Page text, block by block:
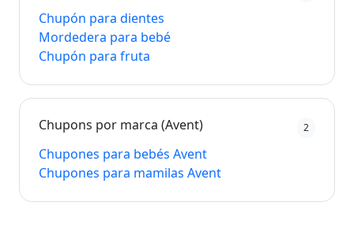
Chupón para dientes
Mordedera para bebé
Chupón para fruta
Chupons por marca (Avent) 2
Chupones para bebés Avent
Chupones para mamilas Avent